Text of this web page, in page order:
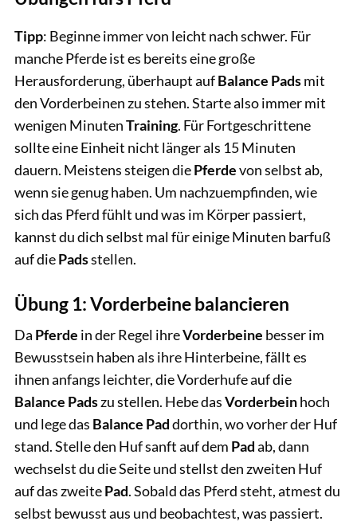
Tipp: Beginne immer von leicht nach schwer. Für
manche Pferde ist es bereits eine große
Herausforderung, überhaupt aufBalance Padsmit
den Vorderbeinen zu stehen. Starte also immer mit
wenigen MinutenTraining. Für Fortgeschrittene
sollte eine Einheit nicht länger als 15 Minuten
dauern. Meistens steigen diePferdevon selbst ab,
wenn sie genug haben. Um nachzuempfinden, wie
sich das Pferd fühlt und was im Körper passiert,
kannst du dich selbst mal für einige Minuten barfuß
auf diePadsstellen.
Übung 1: Vorderbeine balancieren
Da Pferde in der Regel ihreVorderbeine besser im
Bewusstsein haben als ihre Hinterbeine, fällt es
ihnen anfangs leichter, die Vorderhufe auf die
Balance Padszu stellen. Hebe dasVorderbeinhoch
und lege das Balance Paddorthin, wo vorher der Huf
stand. Stelle den Huf sanft auf dem Padab, dann
wechselst du die Seite und stellst den zweiten Huf
auf das zweitePad. Sobald das Pferd steht, atmest du
selbst bewusst aus und beobachtest, was passiert.